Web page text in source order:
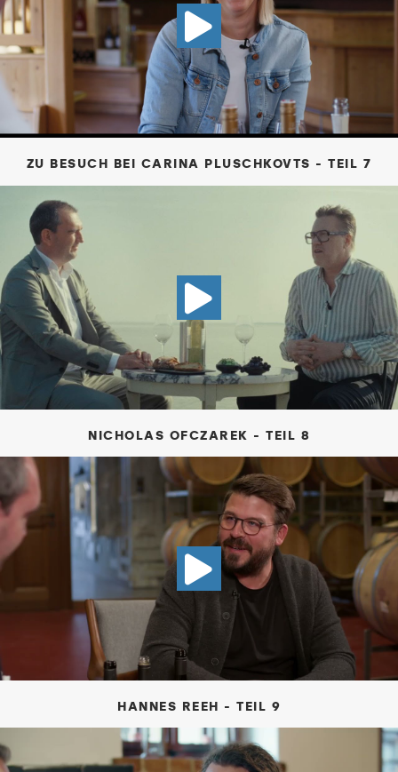
VIDEO ZU
ZU BESUCH BEI CARINA PLUSCHKOVTS - TEIL 7
VIDEO
NICHOLAS OFCZAREK - TEIL 8
VIDEO
HANNES REEH - TEIL 9